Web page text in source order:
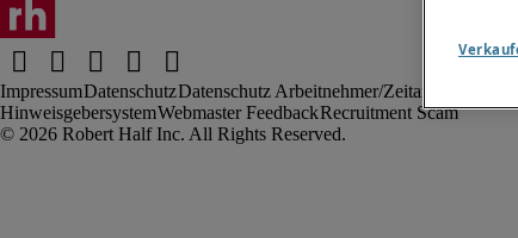
ImpressumDatenschutzDatenschutz Arbeitnehmer/Zeitarbeitskräfte
HinweisgebersystemWebmaster FeedbackRecruitment Scam